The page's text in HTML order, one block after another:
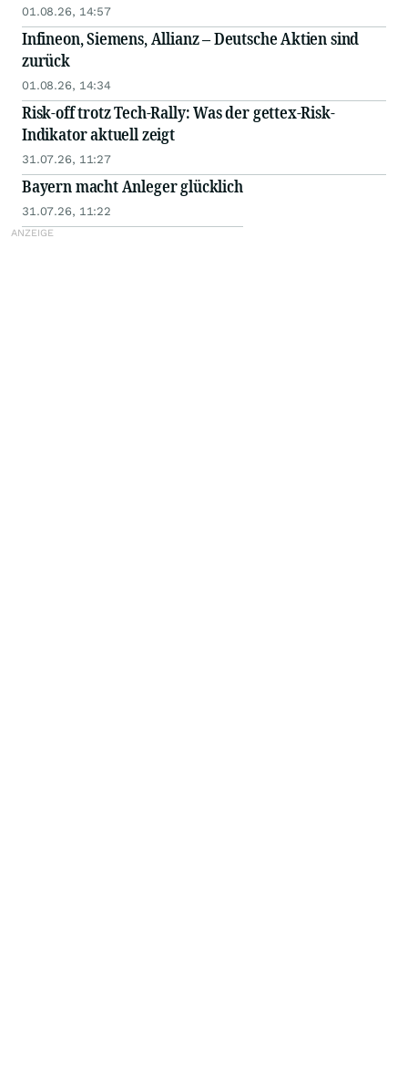
01.08.26, 14:57
Infineon, Siemens, Allianz – Deutsche Aktien sind
zurück
01.08.26, 14:34
Risk-off trotz Tech-Rally: Was der gettex-Risk-
Indikator aktuell zeigt
31.07.26, 11:27
Bayern macht Anleger glücklich
31.07.26, 11:22